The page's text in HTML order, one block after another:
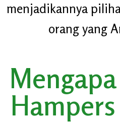
menjadikannya
orang yang